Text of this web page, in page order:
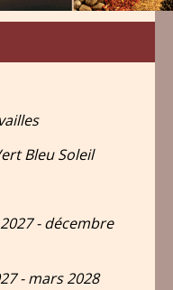
Bleu Soleil
- décembre
- mars 2028